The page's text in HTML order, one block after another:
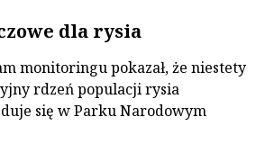
dla rysia
monitoringu pokazał, że niestety
rdzeń populacji rysia
się w Parku Narodowym